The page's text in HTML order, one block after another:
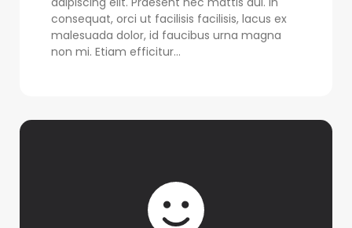
consequat, orci ut facilisis facilisis, lacus ex
malesuada dolor, id faucibus urna magna
non mi. Etiam efficitur...